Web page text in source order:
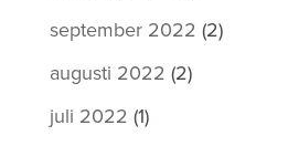
september 2022 (2)
augusti 2022 (2)
juli 2022 (1)